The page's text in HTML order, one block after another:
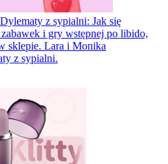
Dylematy z sypialni: Jak się
i gry wstępnej po libido,
sklepie. Lara i Monika
z sypialni.